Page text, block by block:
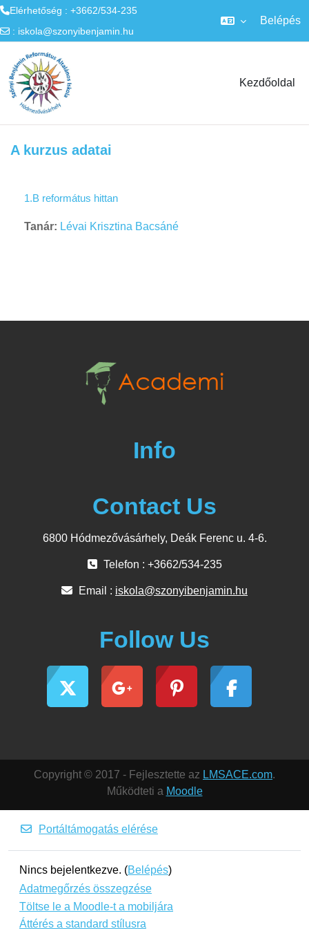
Elérhetőség : +3662/534-235
: iskola@szonyibenjamin.hu
Belépés
Kezdőoldal
A kurzus adatai
1.B református hittan
Tanár: Lévai Krisztina Bacsáné
Info
Contact Us
6800 Hódmezővásárhely, Deák Ferenc u. 4-6.
Telefon : +3662/534-235
Email : iskola@szonyibenjamin.hu
Follow Us
Copyright © 2017 - Fejlesztette az LMSACE.com.
Működteti a Moodle
Portáltámogatás elérése
Nincs bejelentkezve. (Belépés)
Adatmegőrzés összegzése
Töltse le a Moodle-t a mobiljára
Áttérés a standard stílusra